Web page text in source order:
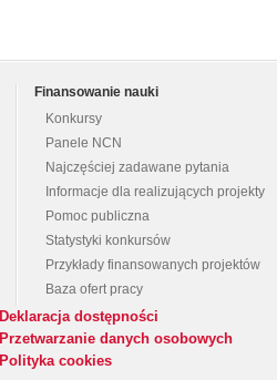
Finansowanie nauki
Konkursy
Panele NCN
Najczęściej zadawane pytania
Informacje dla realizujących projekty
Pomoc publiczna
Statystyki konkursów
Przykłady finansowanych projektów
Baza ofert pracy
Deklaracja dostępności
Przetwarzanie danych osobowych
Polityka cookies